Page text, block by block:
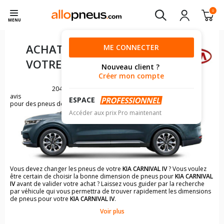
MENU
0
ME CONNECTER
Nouveau client ?
Créer mon compte
ESPACE
Accéder aux prix Pro maintenant
ACHAT DE PNEUS POUR
VOTRE
KIA CARNIVAL IV
204
avis
pour des pneus de KIA CARNIVAL
Vous devez changer les pneus de votre KIA CARNIVAL IV? Vous voulez
être certain de choisir la bonne dimension de pneus pourKIA CARNIVAL
IVavant de valider votre achat ? Laissez vous guider par la recherche
par véhicule qui vous permettra de trouver rapidement les dimensions
de pneus pour votre KIA CARNIVAL IV.
Il n'est pas toujours évident de s'y retrouver dans le choix des
Voir plus